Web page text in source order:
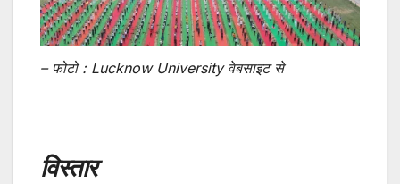
– फोटो : Lucknow University वेबसाइट से
विस्तार